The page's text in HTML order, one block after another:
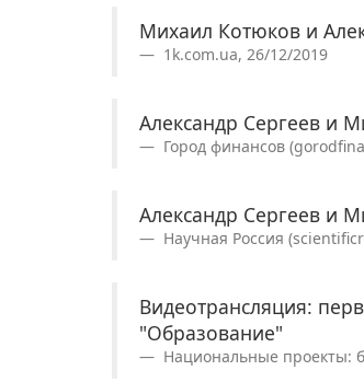
Михаил Котюков и
1k.com.ua, 26/12/2019
Александр Сергеев и
Город финансов
Александр Сергеев и
Научная Россия
Видеотрансляция:
"Образование"
Национальные проекты: